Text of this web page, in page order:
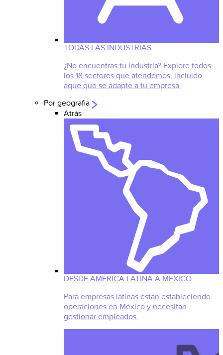
TODAS LAS INDUSTRIAS
¿No encuentras tu industria? Explore todos
los 18 sectores que atendemos, incluido
aque que se adapte a tu empresa.
Por geografia
Atrás
DESDE AMÉRICA LATINA A MÉXICO
Para empresas latinas están estableciendo
operaciones en México y necesitan
gestionar empleados.